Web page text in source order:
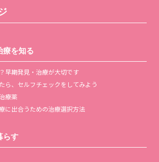
療を知る
早期発見・治療が大切です
ら、セルフチェックをしてみよう
療薬
に出合うための治療選択方法
らす